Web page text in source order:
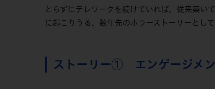
とらずにテレワークを続けていれば、従来築い
に起こりうる、数年先のホラーストーリーとし
ストーリー① エンゲージメン